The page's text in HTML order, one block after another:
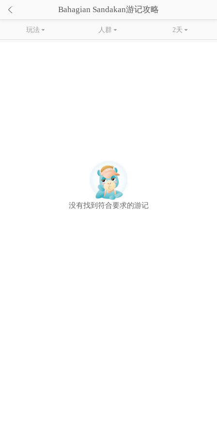
 Bahagian Sandakan游记攻略
玩法 人群  2天 
没有找到符合要求的游记